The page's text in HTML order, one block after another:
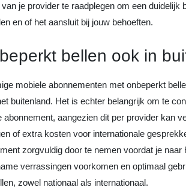
van je provider te raadplegen om een
en of het aansluit bij jouw behoeften.
bellen ook in
mobiele abonnementen met onbeperkt
buitenland. Het is echter belangrijk om te
abonnement, aangezien dit per provider kan
of extra kosten voor internationale
zorgvuldig door te nemen voordat je
verrassingen voorkomen en optimaal
zowel nationaal als internationaal.